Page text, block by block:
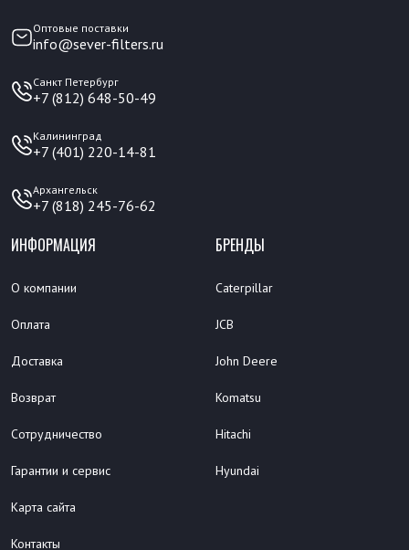
Оптовые поставки
info@sever-filters.ru
Санкт Петербург
+7 (812) 648-50-49
Калининград
+7 (401) 220-14-81
Архангельск
+7 (818) 245-76-62
ИНФОРМАЦИЯ
О компании
Оплата
Доставка
Возврат
Сотрудничество
Гарантии и сервис
Карта сайта
Контакты
БРЕНДЫ
Caterpillar
JCB
John Deere
Komatsu
Hitachi
Hyundai